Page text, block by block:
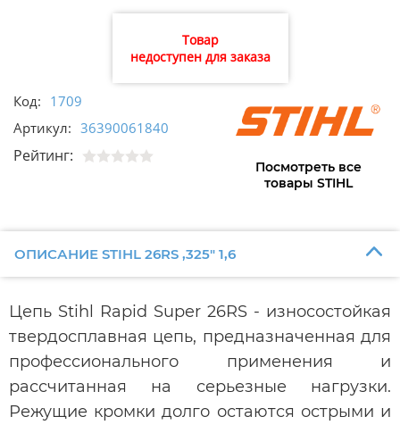
Товар
недоступен для заказа
Код: 1709
Артикул: 36390061840
Рейтинг:
Посмотреть все
товары STIHL
ОПИСАНИЕ STIHL 26RS ,325" 1,6
Цепь Stihl Rapid Super 26RS - износостойкая
твердосплавная цепь, предназначенная для
профессионального применения и
рассчитанная на серьезные нагрузки.
Режущие кромки долго остаются острыми и